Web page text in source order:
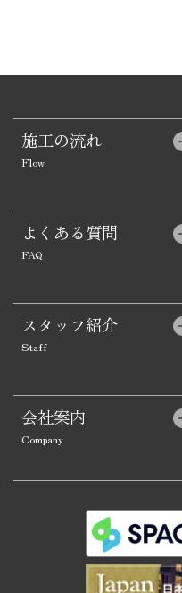
施工の流れ
よくある質問
スタッフ紹介
会社案内